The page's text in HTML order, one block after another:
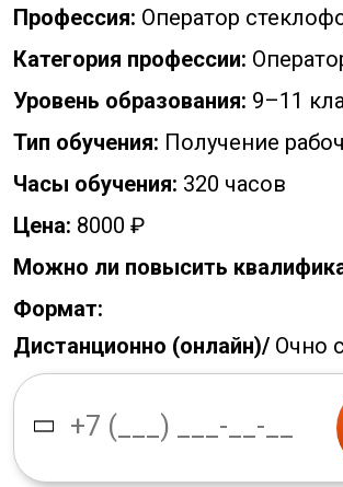
Профессия: Оператор
Категория профессии:
Уровень образования: 9–11
Тип обучения: Получение
Часы обучения: 320 часов
Цена: 8000 ₽
Можно ли повысить
Формат:
Дистанционно (онлайн)/ Очно